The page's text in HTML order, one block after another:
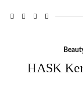
HASK